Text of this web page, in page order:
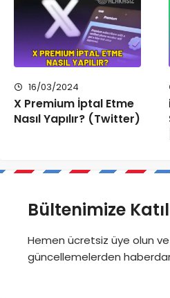
16/03/2024
X Premium İptal Etme
Nasıl Yapılır? (Twitter)
Bültenimize
Hemen ücretsiz üye olun
güncellemelerden haberdar